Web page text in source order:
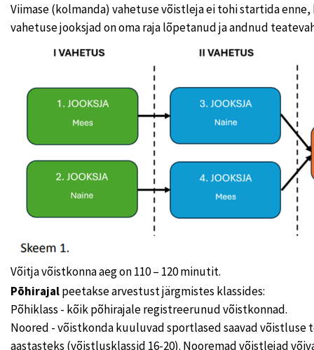
Viimase (kolmanda) vahetuse võistleja ei tohi startida
vahetuse jooksjad on oma raja lõpetanud ja andnud
Võitja võistkonna aeg on 110 – 120 minutit.
Põhirajalpeetakse arvestust järgmistes klassides:
Põhiklass - kõik põhirajale registreerunud võistkonnad.
Noored - võistkonda kuuluvad sportlased saavad võistluse
aastasteks (võistlusklassid 16-20). Nooremad võistlejad